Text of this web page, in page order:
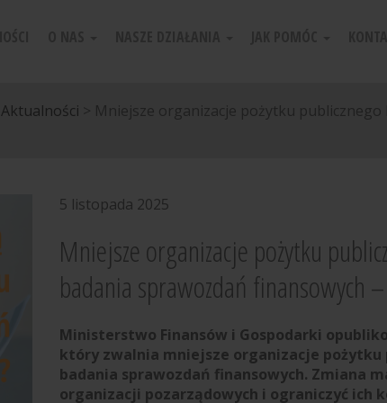
Aktualności > Mniejsze organizacje pożytku publicznego
5 listopada 2025
Mniejsze organizacje pożytku
badania sprawozdań finansowych
Ministerstwo Finansów i Gospodarki
który zwalnia mniejsze organizacje pożytku
badania sprawozdań finansowych. Zmiana
organizacji pozarządowych i ograniczyć ich